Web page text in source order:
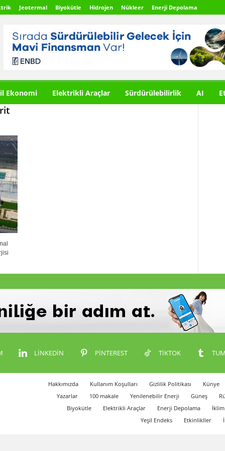
Jeotermal Biyokütle Hidrojen Nükleer Enerji Depolama
Ekonomi Elektrikli Araçlar Sürdürülebilirlik AI
LINKEDIN PINTEREST TIKTOK
Hakkımızda Kullanım Koşulları Gizlilik Politikası
Künye
Yazarlar
100 makale Yenilenebilir Enerji Güneş
Biyokütle
Elektrikli Araçlar Enerji Depolama
Yeşil Endeks
Etkinlikller